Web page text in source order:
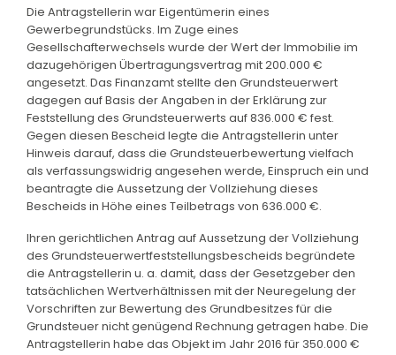
Die Antragstellerin war Eigentümerin eines
Gewerbegrundstücks. Im Zuge eines
Gesellschafterwechsels wurde der Wert der Immobilie im
dazugehörigen Übertragungsvertrag mit 200.000 €
angesetzt. Das Finanzamt stellte den Grundsteuerwert
dagegen auf Basis der Angaben in der Erklärung zur
Feststellung des Grundsteuerwerts auf 836.000 € fest.
Gegen diesen Bescheid legte die Antragstellerin unter
Hinweis darauf, dass die Grundsteuerbewertung vielfach
als verfassungswidrig angesehen werde, Einspruch ein und
beantragte die Aussetzung der Vollziehung dieses
Bescheids in Höhe eines Teilbetrags von 636.000 €.
Ihren gerichtlichen Antrag auf Aussetzung der Vollziehung
des Grundsteuerwertfeststellungsbescheids begründete
die Antragstellerin u. a. damit, dass der Gesetzgeber den
tatsächlichen Wertverhältnissen mit der Neuregelung der
Vorschriften zur Bewertung des Grundbesitzes für die
Grundsteuer nicht genügend Rechnung getragen habe. Die
Antragstellerin habe das Objekt im Jahr 2016 für 350.000 €